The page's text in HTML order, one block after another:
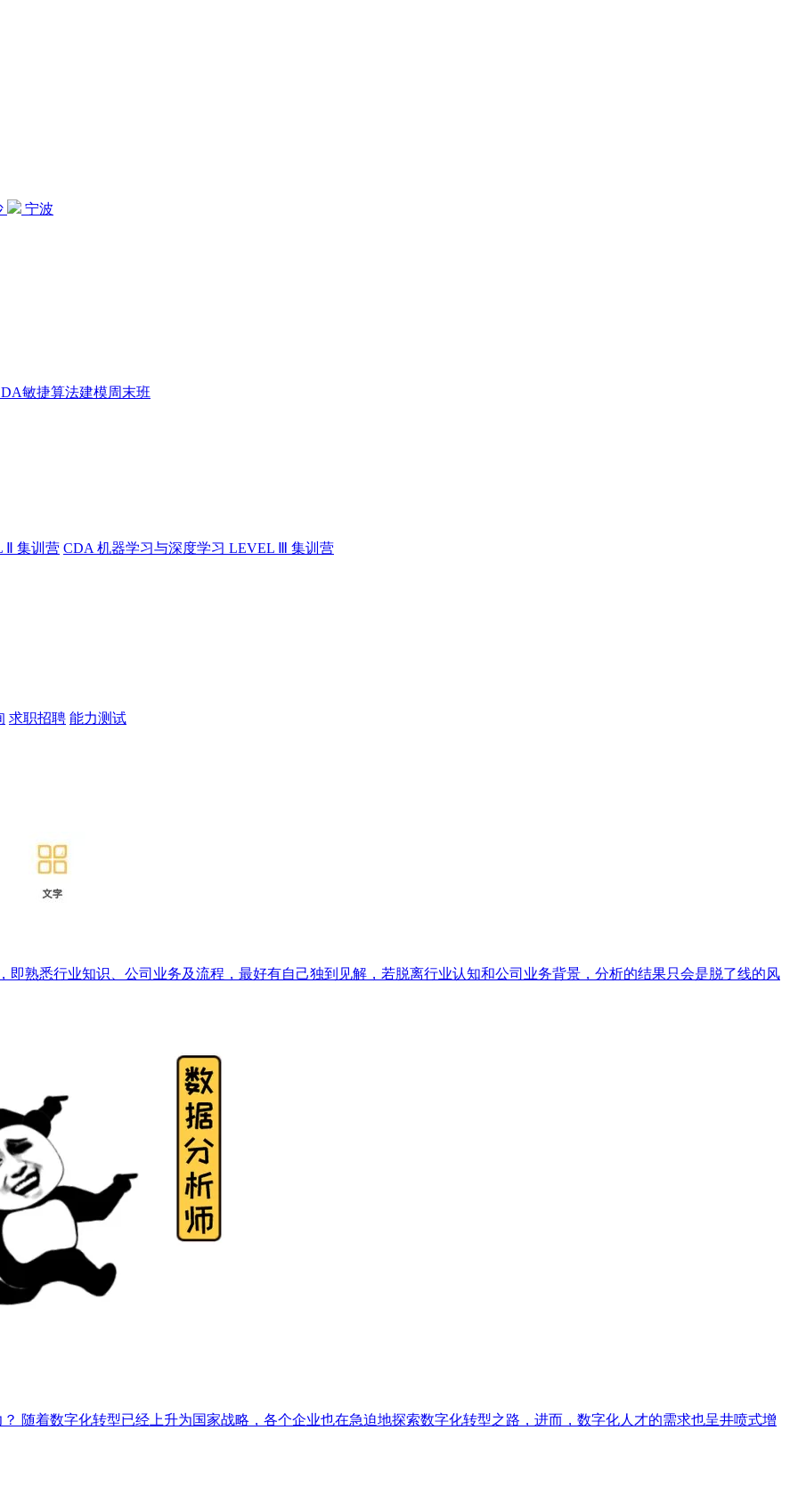
宁波
敏捷算法建模周末班
Ⅱ 集训营 CDA 机器学习与深度学习 LEVEL Ⅲ 集训营
求职招聘 能力测试
即熟悉行业知识、公司业务及流程，最好有自己独到见解，若脱离行业认知和公司业务背景，分析的结果只会是脱了线的风
随着数字化转型已经上升为国家战略，各个企业也在急迫地探索数字化转型之路，进而，数字化人才的需求也呈井喷式增